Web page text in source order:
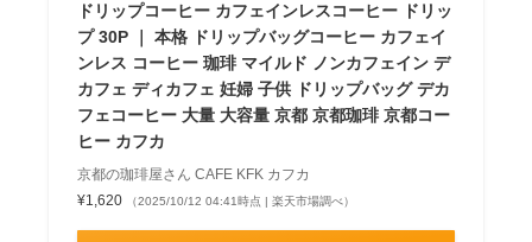
ドリップコーヒー カフェインレスコーヒー ドリッ
プ 30P ｜ 本格 ドリップバッグコーヒー カフェイ
ンレス コーヒー 珈琲 マイルド ノンカフェイン デ
カフェ ディカフェ 妊婦 子供 ドリップバッグ デカ
フェコーヒー 大量 大容量 京都 京都珈琲 京都コー
ヒー カフカ
京都の珈琲屋さん CAFE KFK カフカ
¥1,620
（2025/10/12 04:41時点 | 楽天市場調べ）